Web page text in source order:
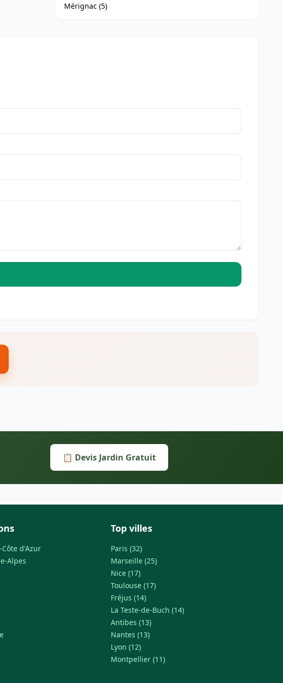
Mérignac (5)
📋 Devis Jardin Gratuit
d'Azur
Alpes
Top villes
Paris (32)
Marseille (25)
Nice (17)
Toulouse (17)
Fréjus (14)
La Teste-de-Buch (14)
Antibes (13)
Nantes (13)
Lyon (12)
Montpellier (11)